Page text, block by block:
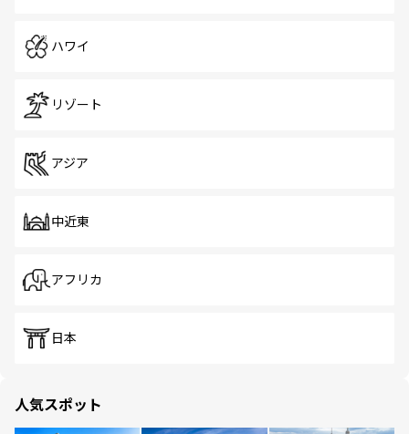
ハワイ
リゾート
アジア
中近東
アフリカ
日本
人気スポット